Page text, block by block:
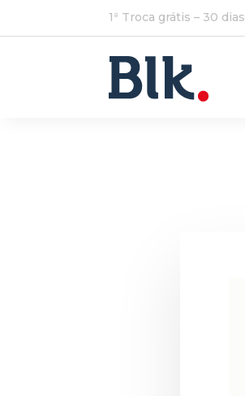
1ª Troca grátis – 30 dias